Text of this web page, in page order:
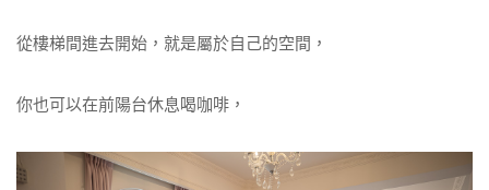
從樓梯間進去開始，就是屬於自己的空間，
你也可以在前陽台休息喝咖啡，